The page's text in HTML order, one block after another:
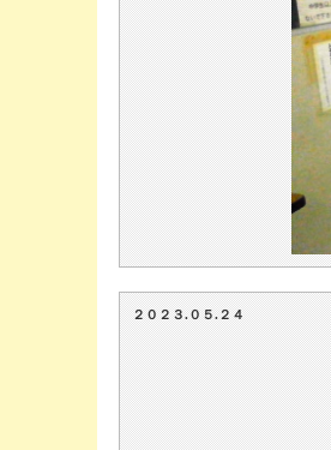
２０２３.０５.２４